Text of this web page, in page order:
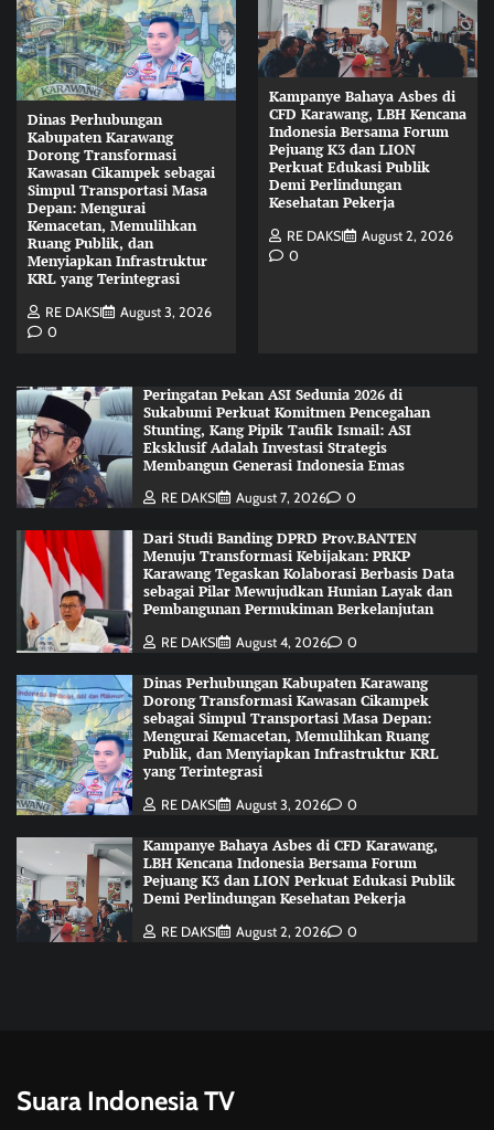
Dinas Perhubungan
Kabupaten Karawang
Dorong Transformasi
Kawasan Cikampek sebagai
Simpul Transportasi Masa
Depan: Mengurai
Kemacetan, Memulihkan
Ruang Publik, dan
Menyiapkan Infrastruktur
KRL yang Terintegrasi
RE DAKSI
August 3, 2026
0
Kampanye Bahaya Asbes di
CFD Karawang, LBH Kencana
Indonesia Bersama Forum
Pejuang K3 dan LION
Perkuat Edukasi Publik
Demi Perlindungan
Kesehatan Pekerja
RE DAKSI
August 2, 2026
0
Peringatan Pekan ASI Sedunia 2026 di
Sukabumi Perkuat Komitmen Pencegahan
Stunting, Kang Pipik Taufik Ismail: ASI
Eksklusif Adalah Investasi Strategis
Membangun Generasi Indonesia Emas
RE DAKSI August 7, 2026 0
Dari Studi Banding DPRD Prov.BANTEN
Menuju Transformasi Kebijakan: PRKP
Karawang Tegaskan Kolaborasi Berbasis Data
sebagai Pilar Mewujudkan Hunian Layak dan
Pembangunan Permukiman Berkelanjutan
RE DAKSI August 4, 2026 0
Dinas Perhubungan Kabupaten Karawang
Dorong Transformasi Kawasan Cikampek
sebagai Simpul Transportasi Masa Depan:
Mengurai Kemacetan, Memulihkan Ruang
Publik, dan Menyiapkan Infrastruktur KRL
yang Terintegrasi
RE DAKSI August 3, 2026 0
Kampanye Bahaya Asbes di CFD Karawang,
LBH Kencana Indonesia Bersama Forum
Pejuang K3 dan LION Perkuat Edukasi Publik
Demi Perlindungan Kesehatan Pekerja
RE DAKSI August 2, 2026 0
Suara Indonesia TV